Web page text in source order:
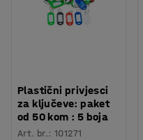
Plastični privjesci
za ključeve: paket
od 50 kom : 5 boja
Art. br.:101271